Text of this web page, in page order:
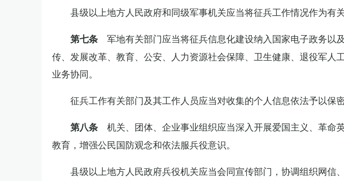
县级以上地方人民政府和同级军事机关应当将征兵工作情况作为有
第七条 军地有关部门应当将征兵信息化建设纳入国家电子政务以
传、发展改革、教育、公安、人力资源社会保障、卫生健康、退役军人
业务协同。
征兵工作有关部门及其工作人员应当对收集的个人信息依法予以保
第八条 机关、团体、企业事业组织应当深入开展爱国主义、革命
教育，增强公民国防观念和依法服兵役意识。
县级以上地方人民政府兵役机关应当会同宣传部门，协调组织网信